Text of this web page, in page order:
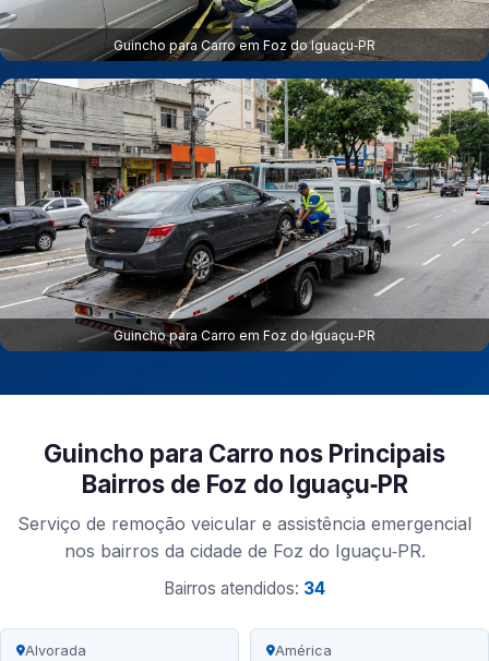
Guincho para Carro em Foz do Iguaçu‑PR
Guincho para Carro em Foz do Iguaçu‑PR
Guincho para Carro nos Principais
Bairros de Foz do Iguaçu‑PR
Serviço de remoção veicular e assistência emergencial
nos bairros da cidade de Foz do Iguaçu‑PR.
Bairros atendidos: 34
Alvorada América